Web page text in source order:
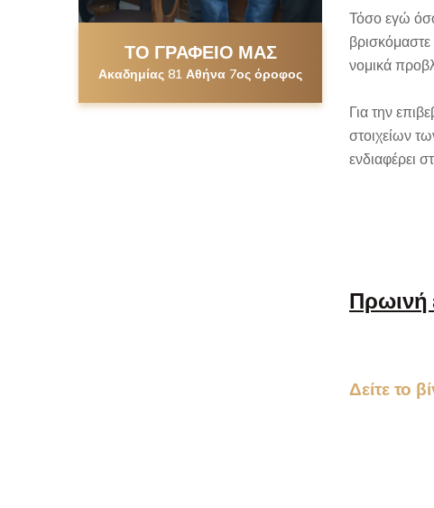
ΤΟ ΓΡΑΦΕΙΟ ΜΑΣ
Ακαδημίας 81 Αθήνα 7ος όροφος
Τόσο εγώ
νομικά
Για την
στοιχείων
ενδιαφέρει
Πρωινή
Δείτε το